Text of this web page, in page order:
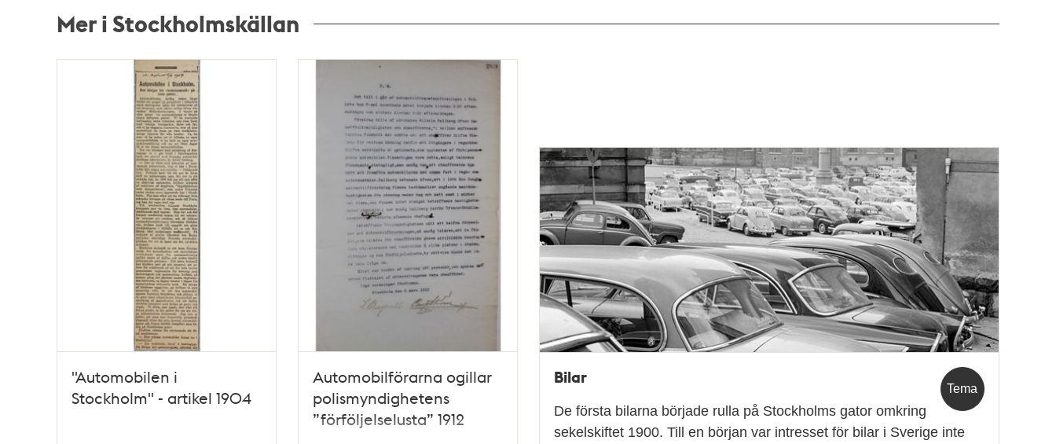
Mer i Stockholmskällan
"Automobilen i
Stockholm" - artikel 1904
Automobilförarna ogillar
polismyndighetens
”förföljelselusta” 1912
Tema
Bilar
De första bilarna började rulla på Stockholms gator omkring
sekelskiftet 1900. Till en början var intresset för bilar i Sverige inte